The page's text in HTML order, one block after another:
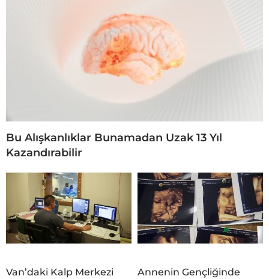
Bu Alışkanlıklar Bunamadan Uzak 13 Yıl
Kazandırabilir
Van’daki Kalp Merkezi
Annenin Gençliğinde